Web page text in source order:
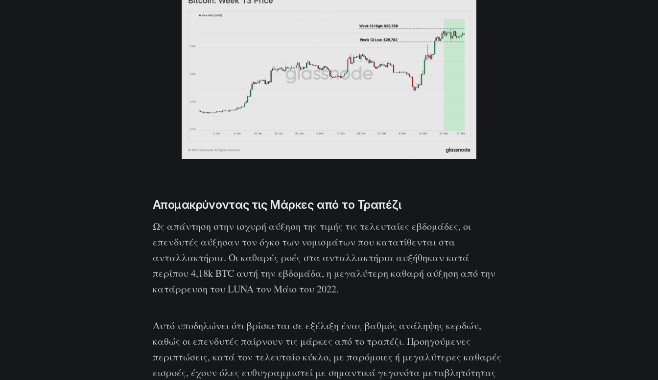
Απομακρύνοντας τις Μάρκες από το Τραπέζι
Ως απάντηση στην ισχυρή αύξηση της τιμής τις τελευταίες εβδομάδες, οι
επενδυτές αύξησαν τον όγκο των νομισμάτων που κατατίθενται στα
ανταλλακτήρια. Οι καθαρές ροές στα ανταλλακτήρια αυξήθηκαν κατά
περίπου 4,18k BTC αυτή την εβδομάδα, η μεγαλύτερη καθαρή αύξηση από την
κατάρρευση του LUNA τον Μάιο του 2022.
Αυτό υποδηλώνει ότι βρίσκεται σε εξέλιξη ένας βαθμός ανάληψης κερδών,
καθώς οι επενδυτές παίρνουν τις μάρκες από το τραπέζι. Προηγούμενες
περιπτώσεις, κατά τον τελευταίο κύκλο, με παρόμοιες ή μεγαλύτερες καθαρές
εισροές, έχουν όλες ευθυγραμμιστεί με σημαντικά γεγονότα μεταβλητότητας